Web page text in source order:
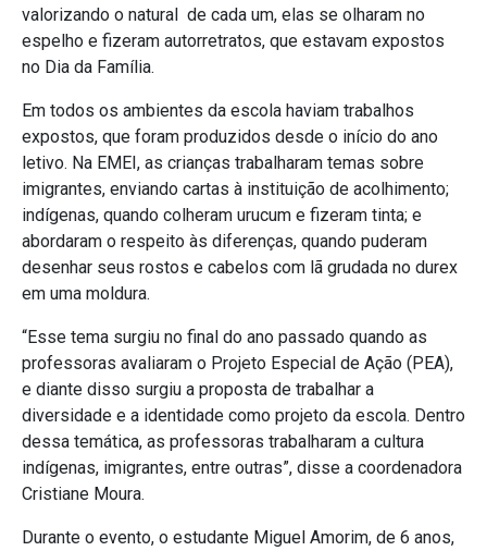
valorizando o natural de cada um, elas se olharam no
espelho e fizeram autorretratos, que estavam expostos
no Dia da Família.
Em todos os ambientes da escola haviam trabalhos
expostos, que foram produzidos desde o início do ano
letivo. Na EMEI, as crianças trabalharam temas sobre
imigrantes, enviando cartas à instituição de acolhimento;
indígenas, quando colheram urucum e fizeram tinta; e
abordaram o respeito às diferenças, quando puderam
desenhar seus rostos e cabelos com lã grudada no durex
em uma moldura.
“Esse tema surgiu no final do ano passado quando as
professoras avaliaram o Projeto Especial de Ação (PEA),
e diante disso surgiu a proposta de trabalhar a
diversidade e a identidade como projeto da escola. Dentro
dessa temática, as professoras trabalharam a cultura
indígenas, imigrantes, entre outras”, disse a coordenadora
Cristiane Moura.
Durante o evento, o estudante Miguel Amorim, de 6 anos,